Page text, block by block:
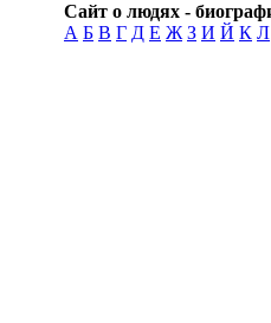
Сайт о людях -
А Б В Г Д Е Ж З И Й К Л